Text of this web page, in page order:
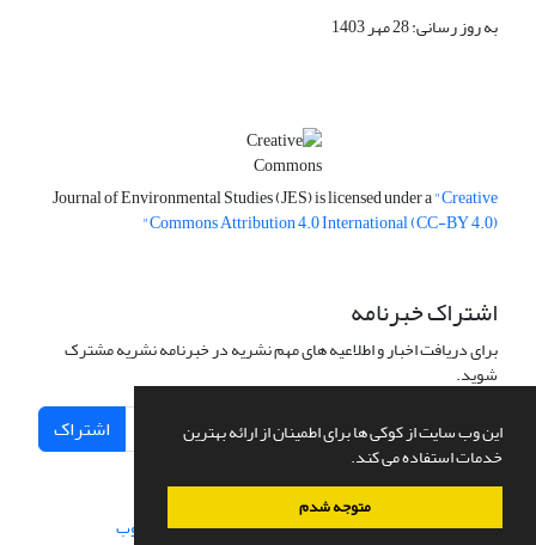
این وب سایت از کوکی ها برای اطمینان از ارائه بهترین
خدمات استفاده می کند.
متوجه شدم
به روز رسانی: 28 مهر 1403
Journal of Environmental Studies (JES) is licensed under a"Creative
Commons Attribution 4.0 International (CC-BY 4.0)"
اشتراک خبرنامه
برای دریافت اخبار و اطلاعیه های مهم نشریه در خبرنامه نشریه مشترک
شوید.
اشتراک
سامانه مدیریت نشریات علمی.طراحی و پیاده سازی از سیناوب